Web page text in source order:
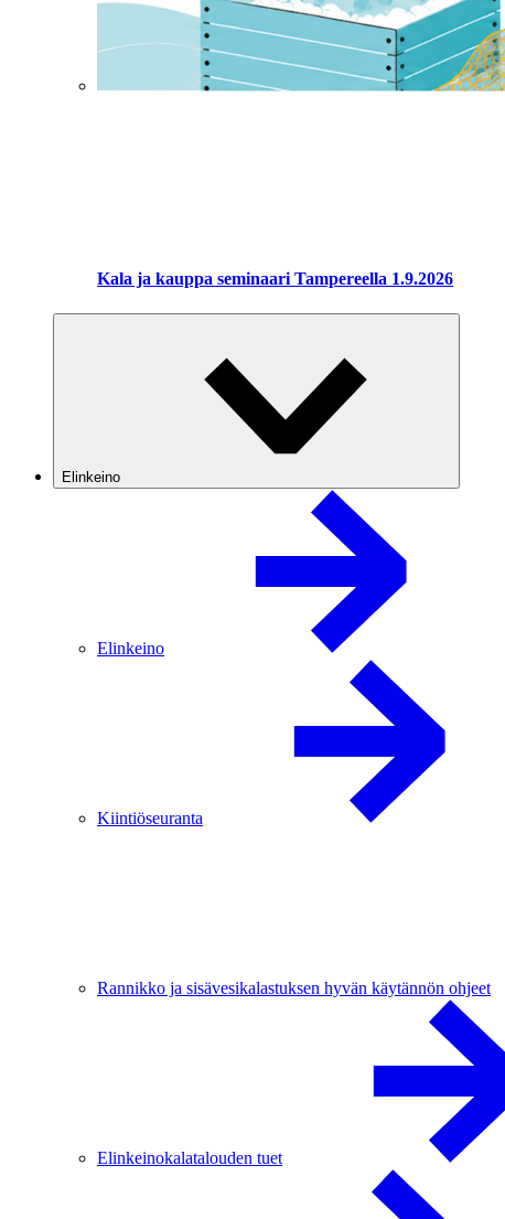
Kala ja kauppa seminaari Tampereella 1.9.2026
Elinkeino
Elinkeino
Kiintiöseuranta
Rannikko ja sisävesikalastuksen hyvän käytännön ohjeet
Elinkeinokalatalouden tuet